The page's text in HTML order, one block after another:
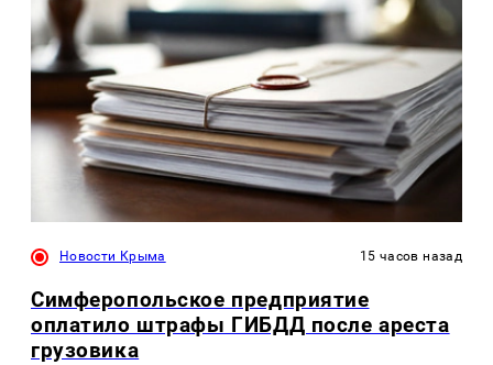
Новости Крыма 15 часов назад
Симферопольское предприятие
оплатило штрафы ГИБДД после ареста
грузовика